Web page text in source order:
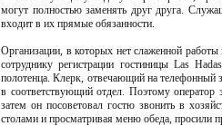
могут полностью заменять друг друга.
входит в их прямые обязанности.
Организации, в которых нет слаженной
сотруднику регистрации гостиницы Las
полотенца. Клерк, отвечающий на телефонный
в соответствующий отдел. Поэтому оператор
затем он посоветовал гостю звонить в
столами и просматривая меню обеда, просили